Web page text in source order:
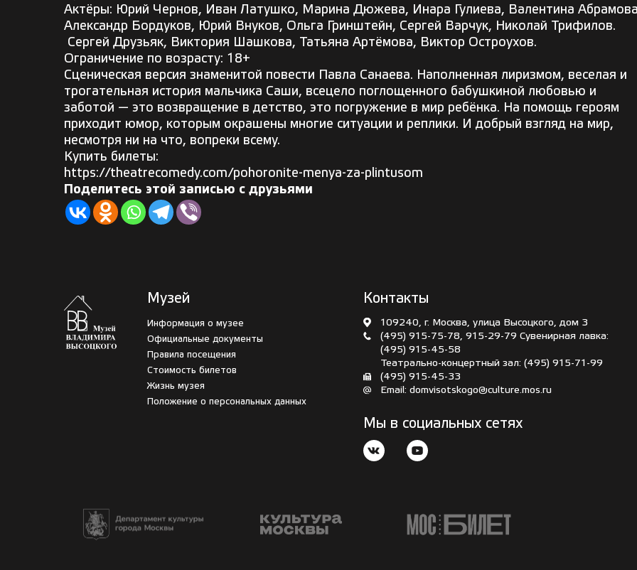
Актёры: Юрий Чернов, Иван Латушко, Марина Дюжева, Инара Гулиева, Валентина
Александр Бордуков, Юрий Внуков, Ольга Гринштейн, Сергей Варчук, Николай Трифилов.
Сергей Друзьяк, Виктория Шашкова, Татьяна Артёмова, Виктор Остроухов.
Ограничение по возрасту: 18+
Сценическая версия знаменитой повести Павла Санаева. Наполненная лиризмом, веселая и
трогательная история мальчика Саши, всецело поглощенного бабушкиной любовью и
заботой — это возвращение в детство, это погружение в мир ребёнка. На помощь героям
приходит юмор, которым окрашены многие ситуации и реплики. И добрый взгляд на мир,
несмотря ни на что, вопреки всему.
Купить билеты:
https://theatrecomedy.com/pohoronite-menya-za-plintusom
Поделитесь этой записью с друзьями
Музей
Информация о музее
Официальные документы
Правила посещения
Стоимость билетов
Жизнь музея
Положение о персональных данных
Контакты
109240, г. Москва, улица Высоцкого, дом 3
(495) 915-75-78, 915-29-79 Сувенирная лавка:
(495) 915-45-58
Театрально-концертный зал: (495) 915-71-99
(495) 915-45-33
Email: domvisotskogo@culture.mos.ru
Мы в социальных сетях